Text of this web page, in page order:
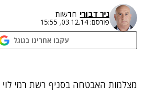
ניר דבורי חדשות
פורסם: 03.12.14, 15:55
עקבו אחרינו בגוגל
נתקלנו בבעיה
מצלמות האבטחה בסניף רשת רמי